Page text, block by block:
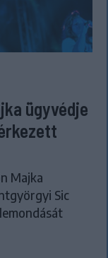
ügyvédje
Majka
Sic